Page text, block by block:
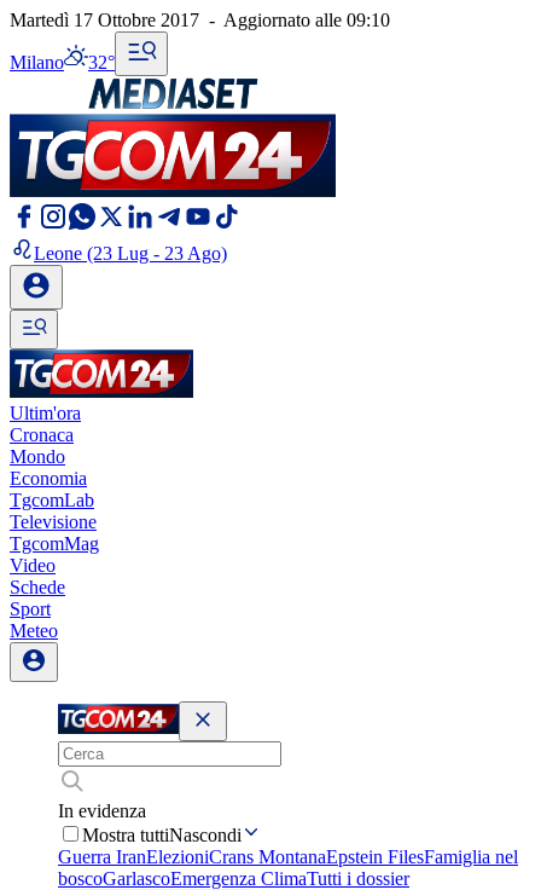
Martedì 17 Ottobre 2017 - Aggiornato alle 09:10
Milano 32°
Leone (23 Lug - 23 Ago)
Ultim'ora
Cronaca
Mondo
Economia
TgcomLab
Televisione
TgcomMag
Video
Schede
Sport
Meteo
In evidenza
Mostra tuttiNascondi
Guerra IranElezioniCrans MontanaEpstein FilesFamiglia nel
boscoGarlascoEmergenza ClimaTutti i dossier